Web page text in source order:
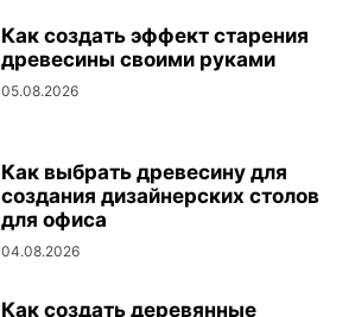
Как создать эффект старения
древесины своими руками
05.08.2026
Как выбрать древесину для
создания дизайнерских столов
для офиса
04.08.2026
Как создать деревянные